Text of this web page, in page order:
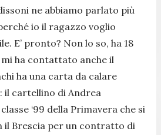
ne abbiamo parlato più
io il ragazzo voglio
E’ pronto? Non lo so, ha 18
ha contattato anche il
ha una carta da calare
il cartellino di Andrea
‘99 della Primavera che si
il Brescia per un contratto di